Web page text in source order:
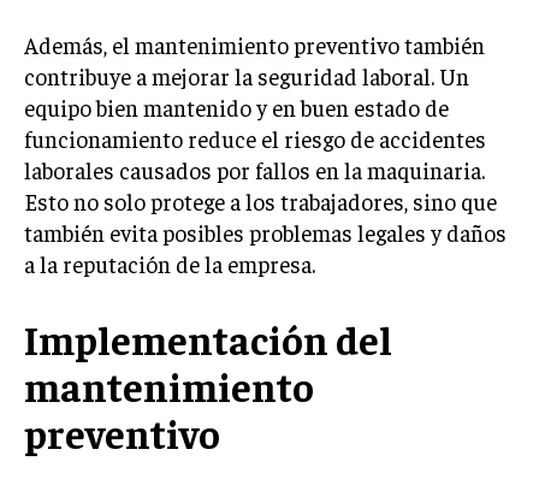
PLANIFICACIÓN EMPRESARIAL
FINANZAS
FINANZAS Y CONTABILIDAD
GESTIÓN DE RECURSOS FINANCIEROS
INVERSIONES Y MERCADOS FINANCIEROS
CONTABILIDAD EMPRESARIAL
ECONOMÍA EMPRESARIAL
INTERNACIONAL
NEGOCIOS INTERNACIONALES
COMERCIO INTERNACIONAL
Además, el mantenimiento preventivo también
contribuye a mejorar la seguridad laboral. Un
equipo bien mantenido y en buen estado de
funcionamiento reduce el riesgo de accidentes
laborales causados por fallos en la maquinaria.
Esto no solo protege a los trabajadores, sino que
también evita posibles problemas legales y daños
a la reputación de la empresa.
Implementación del
mantenimiento
preventivo